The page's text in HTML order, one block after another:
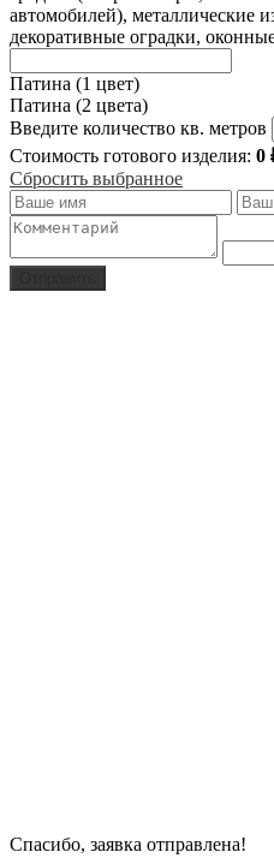
автомобилей), металлические
декоративные оградки,
Патина (1 цвет)
Патина (2 цвета)
Введите количество кв. метров
Стоимость готового изделия: 0
Сбросить выбранное
Спасибо, заявка отправлена!